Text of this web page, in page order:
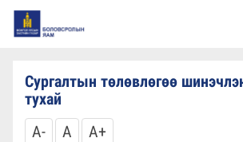
Сургалтын төлөвлөгөө
тухай
A-
A A+